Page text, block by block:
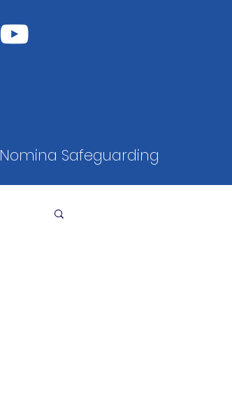
Nomina Safeguarding